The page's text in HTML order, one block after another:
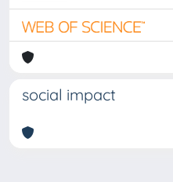
social impact